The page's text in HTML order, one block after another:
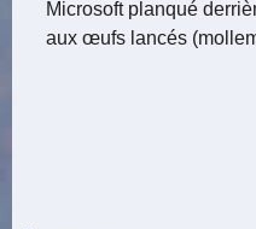
Microsoft planqué
aux œufs lancés